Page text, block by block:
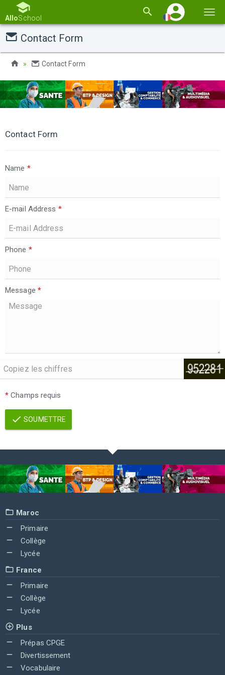
la
AlloSchool
Contact Form
Contact Form
Contact Form
Name *
E-mail Address *
Phone *
Message *
* Champs requis
SOUMETTRE
Maroc
Primaire
Collège
Lycée
France
Primaire
Collège
Lycée
Plus
Prépas CPGE
Divertissement
Vocabulaire